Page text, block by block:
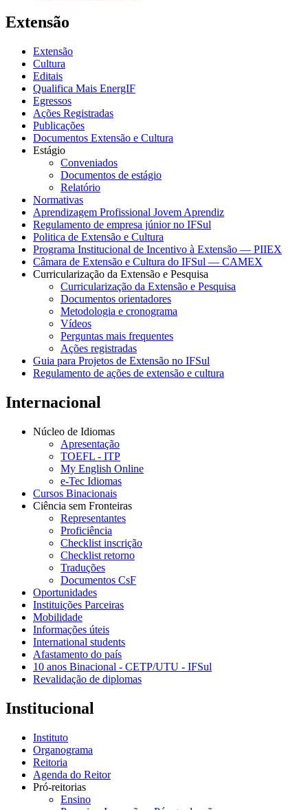
Extensão
Extensão
Cultura
Editais
Qualifica Mais EnergIF
Egressos
Ações Registradas
Publicações
Documentos Extensão e Cultura
Estágio
Conveniados
Documentos de estágio
Relatório
Normativas
Aprendizagem Profissional Jovem Aprendiz
Regulamento de empresa júnior no IFSul
Politica de Extensão e Cultura
Programa Institucional de Incentivo à Extensão — PIIEX
Câmara de Extensão e Cultura do IFSul — CAMEX
Curricularização da Extensão e Pesquisa
Curricularização da Extensão e Pesquisa
Documentos orientadores
Metodologia e cronograma
Vídeos
Perguntas mais frequentes
Ações registradas
Guia para Projetos de Extensão no IFSul
Regulamento de ações de extensão e cultura
Internacional
Núcleo de Idiomas
Apresentação
TOEFL - ITP
My English Online
e-Tec Idiomas
Cursos Binacionais
Ciência sem Fronteiras
Representantes
Proficiência
Checklist inscrição
Checklist retorno
Traduções
Documentos CsF
Oportunidades
Instituições Parceiras
Mobilidade
Informações úteis
International students
Afastamento do país
10 anos Binacional - CETP/UTU - IFSul
Revalidação de diplomas
Institucional
Instituto
Organograma
Reitoria
Agenda do Reitor
Pró-reitorias
Ensino